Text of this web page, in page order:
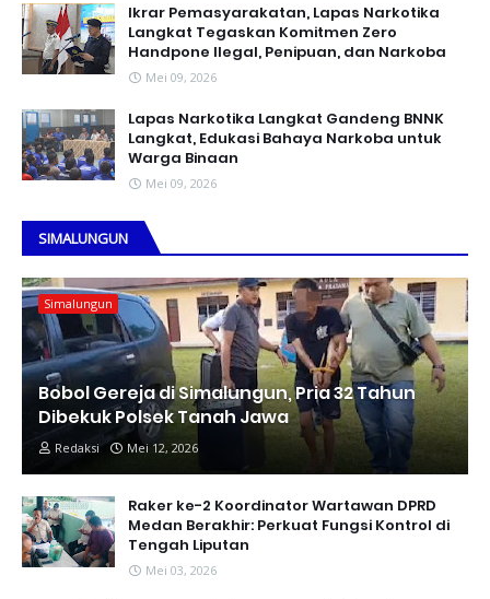
Ikrar Pemasyarakatan, Lapas Narkotika
Langkat Tegaskan Komitmen Zero
Handpone llegal, Penipuan, dan Narkoba
Mei 09, 2026
Lapas Narkotika Langkat Gandeng BNNK
Langkat, Edukasi Bahaya Narkoba untuk
Warga Binaan
Mei 09, 2026
SIMALUNGUN
Simalungun
Bobol Gereja di Simalungun, Pria 32 Tahun
Dibekuk Polsek Tanah Jawa
Redaksi Mei 12, 2026
Raker ke-2 Koordinator Wartawan DPRD
Medan Berakhir: Perkuat Fungsi Kontrol di
Tengah Liputan
Mei 03, 2026